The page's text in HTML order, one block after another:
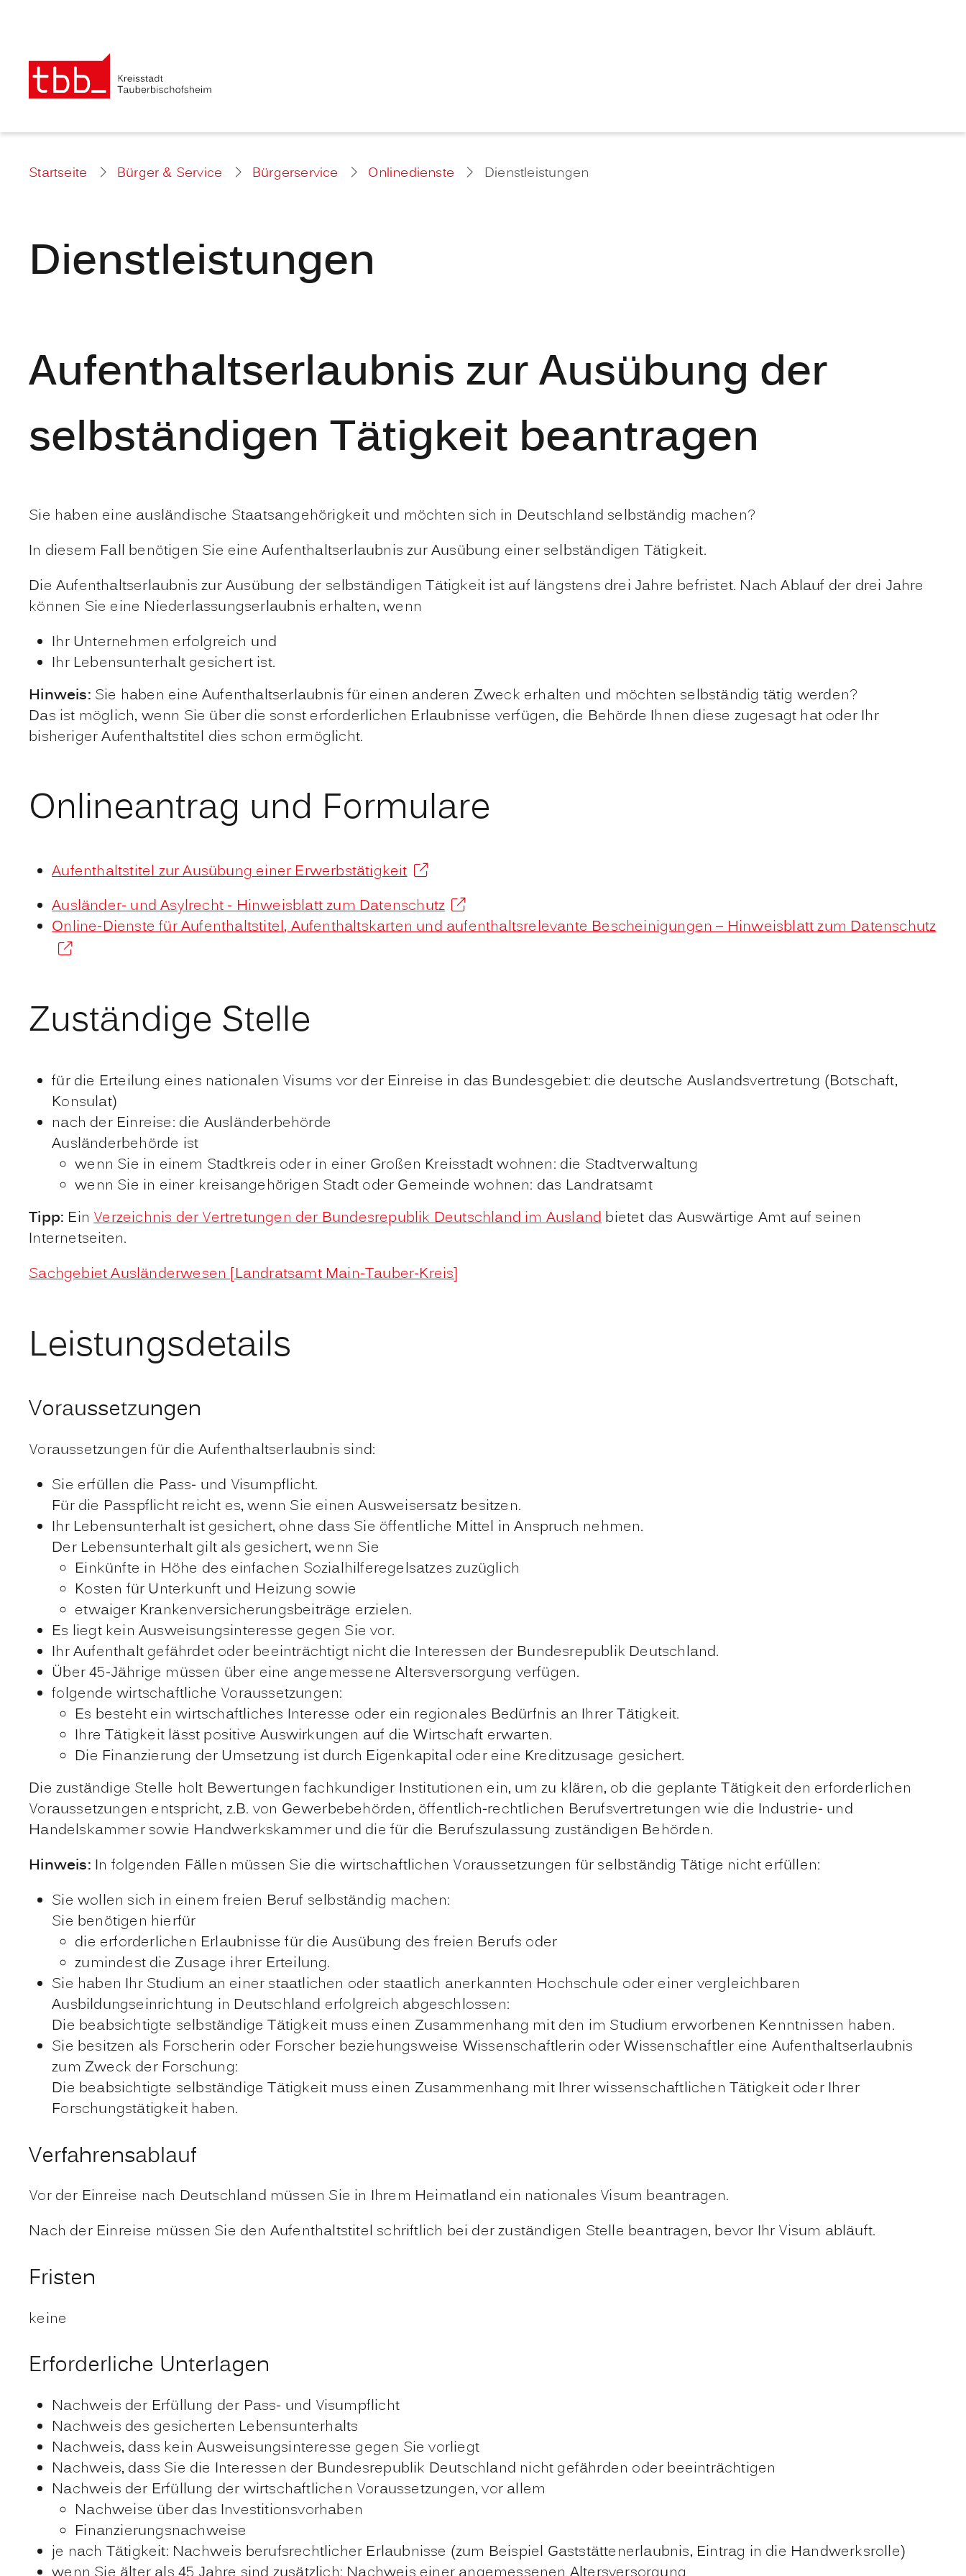
Startseite Bürger & Service Bürgerservice Onlinedienste Dienstleistungen
Dienstleistungen
Aufenthaltserlaubnis zur Ausübung der
selbständigen Tätigkeit beantragen
Sie haben eine ausländische Staatsangehörigkeit und möchten sich in Deutschland selbständig machen?
In diesem Fall benötigen Sie eine Aufenthaltserlaubnis zur Ausübung einer selbständigen Tätigkeit.
Die Aufenthaltserlaubnis zur Ausübung der selbständigen Tätigkeit ist auf längstens drei Jahre befristet. Nach Ablauf der drei Jahre
können Sie eine Niederlassungserlaubnis erhalten, wenn
Ihr Unternehmen erfolgreich und
Ihr Lebensunterhalt gesichert ist.
Hinweis: Sie haben eine Aufenthaltserlaubnis für einen anderen Zweck erhalten und möchten selbständig tätig werden?
Das ist möglich, wenn Sie über die sonst erforderlichen Erlaubnisse verfügen, die Behörde Ihnen diese zugesagt hat oder Ihr
bisheriger Aufenthaltstitel dies schon ermöglicht.
Onlineantrag und Formulare
Aufenthaltstitel zur Ausübung einer Erwerbstätigkeit
Ausländer- und Asylrecht - Hinweisblatt zum Datenschutz
Online-Dienste für Aufenthaltstitel, Aufenthaltskarten und aufenthaltsrelevante Bescheinigungen – Hinweisblatt zum Datenschutz
Zuständige Stelle
für die Erteilung eines nationalen Visums vor der Einreise in das Bundesgebiet: die deutsche Auslandsvertretung (Botschaft,
Konsulat)
nach der Einreise: die Ausländerbehörde
Ausländerbehörde ist
wenn Sie in einem Stadtkreis oder in einer Großen Kreisstadt wohnen: die Stadtverwaltung
wenn Sie in einer kreisangehörigen Stadt oder Gemeinde wohnen: das Landratsamt
Tipp: EinVerzeichnis der Vertretungen der Bundesrepublik Deutschland im Auslandbietet das Auswärtige Amt auf seinen
Internetseiten.
Sachgebiet Ausländerwesen [Landratsamt Main-Tauber-Kreis]
Leistungsdetails
Voraussetzungen
Voraussetzungen für die Aufenthaltserlaubnis sind:
Sie erfüllen die Pass- und Visumpflicht.
Für die Passpflicht reicht es, wenn Sie einen Ausweisersatz besitzen.
Ihr Lebensunterhalt ist gesichert, ohne dass Sie öffentliche Mittel in Anspruch nehmen.
Der Lebensunterhalt gilt als gesichert, wenn Sie
Einkünfte in Höhe des einfachen Sozialhilferegelsatzes zuzüglich
Kosten für Unterkunft und Heizung sowie
etwaiger Krankenversicherungsbeiträge erzielen.
Es liegt kein Ausweisungsinteresse gegen Sie vor.
Ihr Aufenthalt gefährdet oder beeinträchtigt nicht die Interessen der Bundesrepublik Deutschland.
Über 45-Jährige müssen über eine angemessene Altersversorgung verfügen.
folgende wirtschaftliche Voraussetzungen:
Es besteht ein wirtschaftliches Interesse oder ein regionales Bedürfnis an Ihrer Tätigkeit.
Ihre Tätigkeit lässt positive Auswirkungen auf die Wirtschaft erwarten.
Die Finanzierung der Umsetzung ist durch Eigenkapital oder eine Kreditzusage gesichert.
Die zuständige Stelle holt Bewertungen fachkundiger Institutionen ein, um zu klären, ob die geplante Tätigkeit den erforderlichen
Voraussetzungen entspricht, z.B. von Gewerbebehörden, öffentlich-rechtlichen Berufsvertretungen wie die Industrie- und
Handelskammer sowie Handwerkskammer und die für die Berufszulassung zuständigen Behörden.
Hinweis: In folgenden Fällen müssen Sie die wirtschaftlichen Voraussetzungen für selbständig Tätige nicht erfüllen:
Sie wollen sich in einem freien Beruf selbständig machen:
Sie benötigen hierfür
die erforderlichen Erlaubnisse für die Ausübung des freien Berufs oder
zumindest die Zusage ihrer Erteilung.
Sie haben Ihr Studium an einer staatlichen oder staatlich anerkannten Hochschule oder einer vergleichbaren
Ausbildungseinrichtung in Deutschland erfolgreich abgeschlossen:
Die beabsichtigte selbständige Tätigkeit muss einen Zusammenhang mit den im Studium erworbenen Kenntnissen haben.
Sie besitzen als Forscherin oder Forscher beziehungsweise Wissenschaftlerin oder Wissenschaftler eine Aufenthaltserlaubnis
zum Zweck der Forschung:
Die beabsichtigte selbständige Tätigkeit muss einen Zusammenhang mit Ihrer wissenschaftlichen Tätigkeit oder Ihrer
Forschungstätigkeit haben.
Verfahrensablauf
Vor der Einreise nach Deutschland müssen Sie in Ihrem Heimatland ein nationales Visum beantragen.
Nach der Einreise müssen Sie den Aufenthaltstitel schriftlich bei der zuständigen Stelle beantragen, bevor Ihr Visum abläuft.
Fristen
keine
Erforderliche Unterlagen
Nachweis der Erfüllung der Pass- und Visumpflicht
Nachweis des gesicherten Lebensunterhalts
Nachweis, dass kein Ausweisungsinteresse gegen Sie vorliegt
Nachweis, dass Sie die Interessen der Bundesrepublik Deutschland nicht gefährden oder beeinträchtigen
Nachweis der Erfüllung der wirtschaftlichen Voraussetzungen, vor allem
Nachweise über das Investitionsvorhaben
Finanzierungsnachweise
je nach Tätigkeit: Nachweis berufsrechtlicher Erlaubnisse (zum Beispiel Gaststättenerlaubnis, Eintrag in die Handwerksrolle)